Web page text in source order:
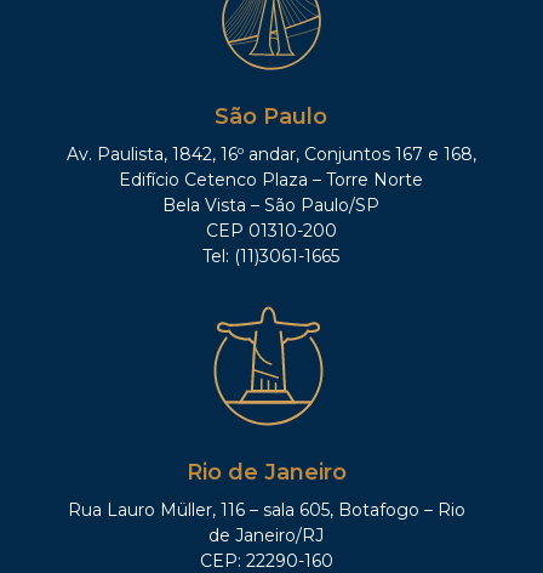
São Paulo
Av. Paulista, 1842, 16º andar, Conjuntos 167 e 168,
Edifício Cetenco Plaza – Torre Norte
Bela Vista – São Paulo/SP
CEP 01310-200
Tel: (11)3061-1665
Rio de Janeiro
Rua Lauro Müller, 116 – sala 605, Botafogo – Rio
de Janeiro/RJ
CEP: 22290-160